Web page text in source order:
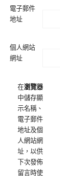
電子郵件
地址
個人網站
網址
在瀏覽器
中儲存顯
示名稱、
電子郵件
地址及個
人網站網
址，以供
下次發佈
留言時使